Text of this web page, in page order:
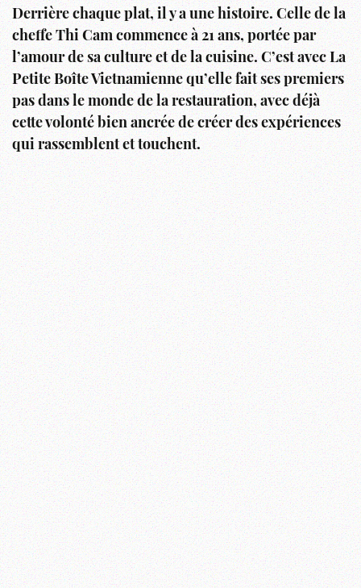
Derrière chaque plat, il y a une histoire. Celle de la
cheffe Thi Cam commence à 21 ans, portée par
l’amour de sa culture et de la cuisine. C’est avec La
Petite Boîte Vietnamienne qu’elle fait ses premiers
pas dans le monde de la restauration, avec déjà
cette volonté bien ancrée de créer des expériences
qui rassemblent et touchent.